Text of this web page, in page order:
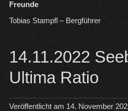
Freunde
Tobias Stampfl – Bergführer
14.11.2022
Ultima Ratio
Veröffentlicht am 14. November